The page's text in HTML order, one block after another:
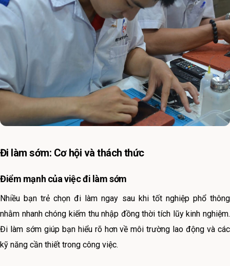
Đi làm sớm: Cơ hội và thách thức
Điểm mạnh của việc đi làm sớm
Nhiều bạn trẻ chọn đi làm ngay sau khi tốt nghiệp phổ thông
nhằm nhanh chóng kiếm thu nhập đồng thời tích lũy kinh nghiệm.
Đi làm sớm giúp bạn hiểu rõ hơn về môi trường lao động và các
kỹ năng cần thiết trong công việc.